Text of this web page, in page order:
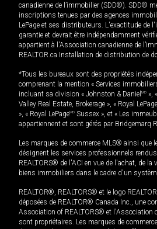
canadienne de l’immobilier (SDD®). SDD®
inscriptions tenues par des agences
LePage et ses distributeurs. L'exactitude de
garantie et devrait être indépendamment
appartient à l'Association canadienne de
REALTOR.ca Installation de distribution de
*Tous les bureaux sont des propriétés
comprenant la mention « Services
incluant sa division « Johnston & Daniel MD »,
Valley Real Estate, Brokerage », « Royal LePage
», « Royal LePageMD Sussex », et « Les
appartiennent et sont gérés par Bridgemarq
Les marques de commerce MLS® ainsi que
désignent les services professionnels
REALTORS® de l'ACI en vue de l'achat, de la
biens immobiliers dans le cadre d'un
REALTOR®, REALTORS® et le logo
déposées de REALTOR® Canada Inc., une
Association of REALTORS® et l'Association
sont propriétaires. Les marques de